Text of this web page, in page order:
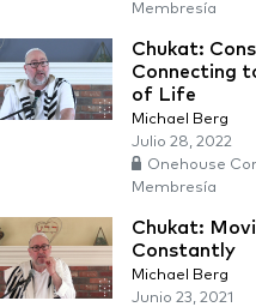
Membresía
Chukat:
Connecting
of Life
Michael Berg
Julio 28, 2022
Onehouse
Membresía
Chukat:
Constantly
Michael Berg
Junio 23, 2021